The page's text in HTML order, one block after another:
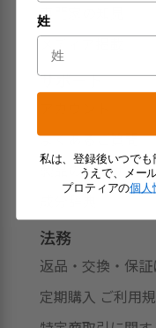
専門家の知見
メディア掲載
サポート
よくあるご質問
製品のお届け
成分辞典
法務
返品・交換・保
定期購入 ご利用
姓
私は、登録後いつで
うえで、メー
プロティアの個人